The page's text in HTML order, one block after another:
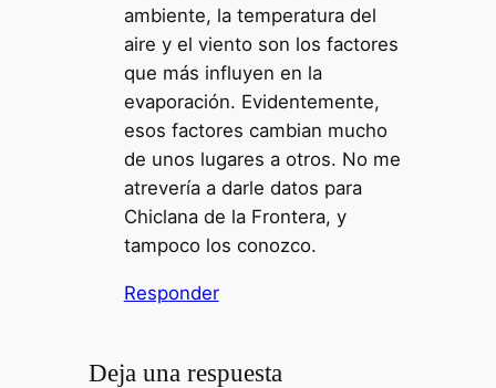
ambiente, la temperatura del
aire y el viento son los factores
que más influyen en la
evaporación. Evidentemente,
esos factores cambian mucho
de unos lugares a otros. No me
atrevería a darle datos para
Chiclana de la Frontera, y
tampoco los conozco.
Responder
Deja una respuesta